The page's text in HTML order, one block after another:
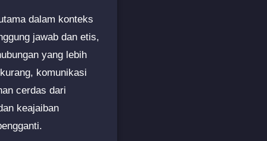
dalam konteks
jawab dan etis,
yang lebih
komunikasi
cerdas dari
keajaiban